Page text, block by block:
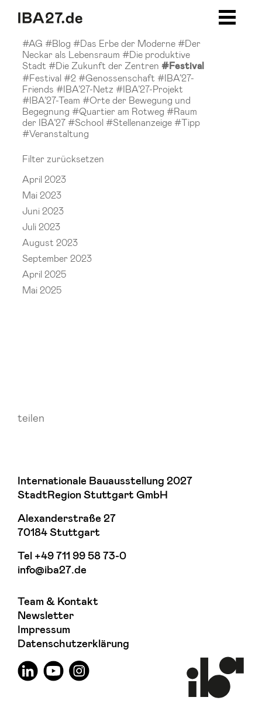
teilen
#AG #Blog #Das Erbe der Moderne #Der
Neckar als Lebensraum #Die produktive
Stadt #Die Zukunft der Zentren #Festival
#Festival #2 #Genossenschaft #IBA’27-
Friends #IBA’27-Netz #IBA’27-Projekt
#IBA’27-Team #Orte der Bewegung und
Begegnung #Quartier am Rotweg #Raum
der IBA’27 #School #Stellenanzeige #Tipp
#Veranstaltung
Filter zurücksetzen
April 2023
Mai 2023
Juni 2023
Juli 2023
August 2023
September 2023
April 2025
Mai 2025
Internationale Bauausstellung 2027
StadtRegion Stuttgart GmbH
Alexanderstraße 27
70184 Stuttgart
Tel +49 711 99 58 73-0
info@iba27.de
Team & Kontakt
Newsletter
Impressum
Datenschutzerklärung